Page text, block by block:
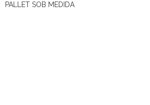
PALLET SOB MEDIDA